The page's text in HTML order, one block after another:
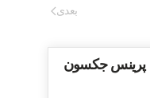
بعدی
پرینس جکسون